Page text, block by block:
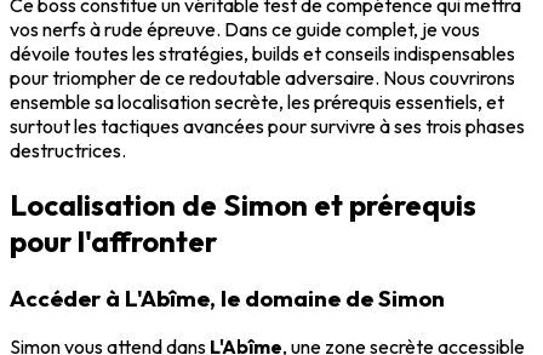
vos nerfs à rude épreuve. Dans ce guide complet, je vous
dévoile toutes les stratégies, builds et conseils indispensables
pour triompher de ce redoutable adversaire. Nous couvrirons
ensemble sa localisation secrète, les prérequis essentiels, et
surtout les tactiques avancées pour survivre à ses trois phases
destructrices.
Localisation de Simon et prérequis
pour l'affronter
Accéder à L'Abîme, le domaine de Simon
Simon vous attend dans L'Abîme, une zone secrète accessible